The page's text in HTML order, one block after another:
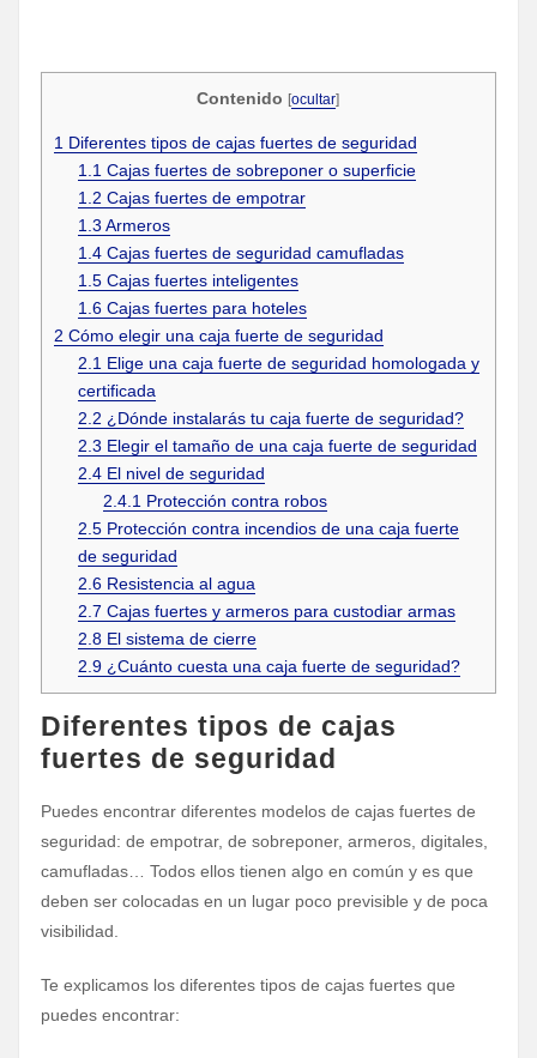
Contenido [ocultar]
1 Diferentes tipos de cajas fuertes de seguridad
1.1 Cajas fuertes de sobreponer o superficie
1.2 Cajas fuertes de empotrar
1.3 Armeros
1.4 Cajas fuertes de seguridad camufladas
1.5 Cajas fuertes inteligentes
1.6 Cajas fuertes para hoteles
2 Cómo elegir una caja fuerte de seguridad
2.1 Elige una caja fuerte de seguridad homologada y
certificada
2.2 ¿Dónde instalarás tu caja fuerte de seguridad?
2.3 Elegir el tamaño de una caja fuerte de seguridad
2.4 El nivel de seguridad
2.4.1 Protección contra robos
2.5 Protección contra incendios de una caja fuerte
de seguridad
2.6 Resistencia al agua
2.7 Cajas fuertes y armeros para custodiar armas
2.8 El sistema de cierre
2.9 ¿Cuánto cuesta una caja fuerte de seguridad?
Diferentes tipos de cajas
fuertes de seguridad
Puedes encontrar diferentes modelos de cajas fuertes de
seguridad: de empotrar, de sobreponer, armeros, digitales,
camufladas… Todos ellos tienen algo en común y es que
deben ser colocadas en un lugar poco previsible y de poca
visibilidad.
Te explicamos los diferentes tipos de cajas fuertes que
puedes encontrar: